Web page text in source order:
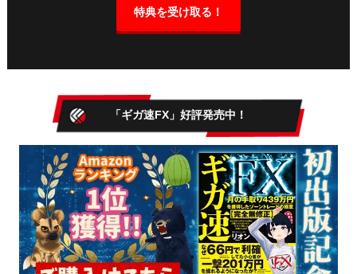
特典を受け取る！
「ギガ速FX」好評発売中！